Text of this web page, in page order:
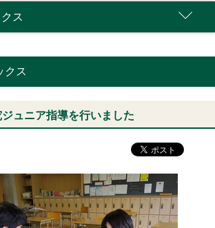
ス
クス
ュニア指導を行いました